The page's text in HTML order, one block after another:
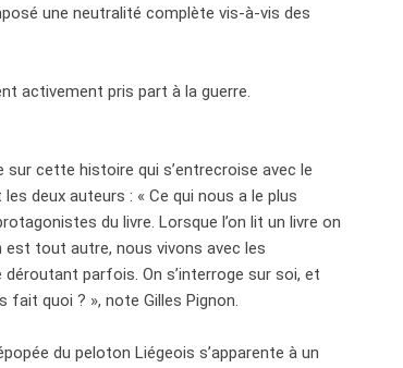
une neutralité complète vis-à-vis des
activement pris part à la guerre.
sur cette histoire qui s’entrecroise avec le
deux auteurs : « Ce qui nous a le plus
du livre. Lorsque l’on lit un livre on
est tout autre, nous vivons avec les
parfois. On s’interroge sur soi, et
quoi ? », note Gilles Pignon.
du peloton Liégeois s’apparente à un